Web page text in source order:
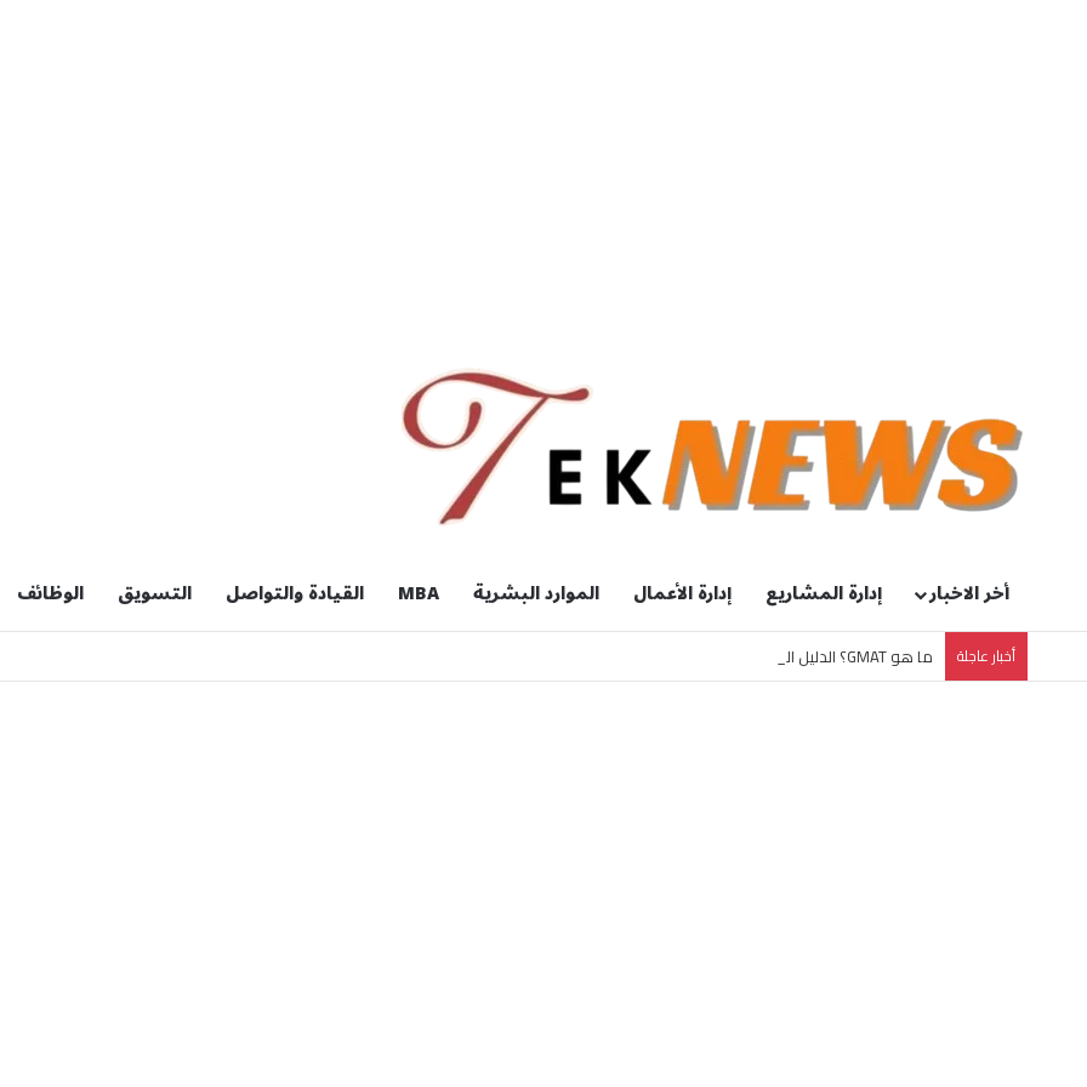
أخر الاخبار إدارة المشاريع إدارة الأعمال الموارد البشرية MBA القيادة والتواصل التسويق الوظائف
أخبار عاجلة ما هو GMAT؟ الدليل الشامل لاختبار قبول ماجستير إدارة الأعمال